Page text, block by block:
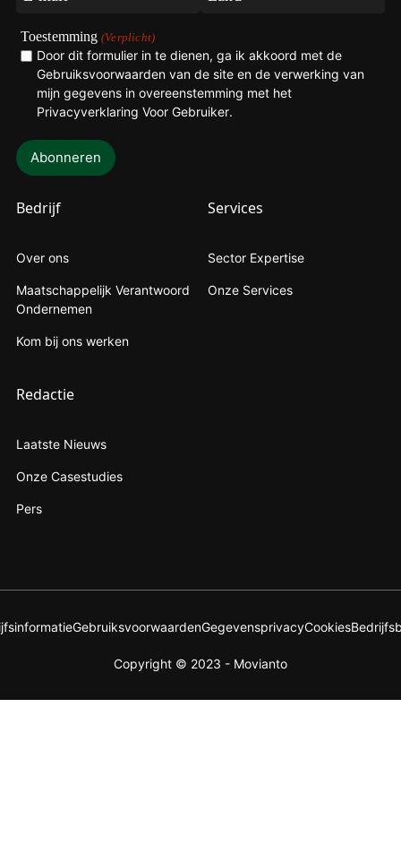
(Verplicht)
Toestemming (Verplicht)
Door dit formulier in te dienen, ga ik akkoord met de
Gebruiksvoorwaarden van de site en de verwerking van
mijn gegevens in overeenstemming met het
Privacyverklaring Voor Gebruiker.
Bedrijf
Over ons
Maatschappelijk Verantwoord
Ondernemen
Kom bij ons werken
Services
Sector Expertise
Onze Services
Redactie
Laatste Nieuws
Onze Casestudies
Pers
GebruiksvoorwaardenGegevensprivacyCookies
Copyright © 2023 - Movianto